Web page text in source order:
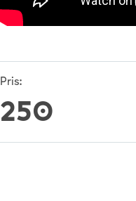
Pris:
250